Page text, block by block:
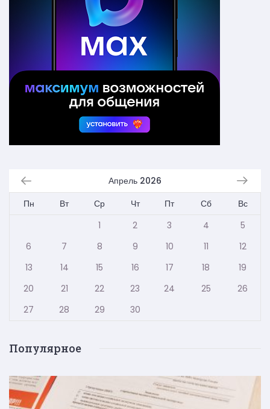
Апрель 2026
Пн
Вт Ср Чт Пт Сб
Вс
1
2 3 4
5
6
7 8 9 10 11
12
13
14 15 16 17 18
19
20
21 22 23 24 25
26
27
28 29 30
Популярное